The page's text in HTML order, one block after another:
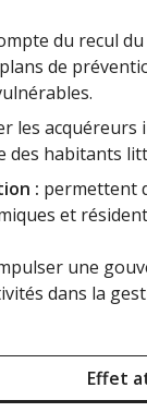
du recul
de
les
des habitants
: permettent
et
une
dans la
Effet